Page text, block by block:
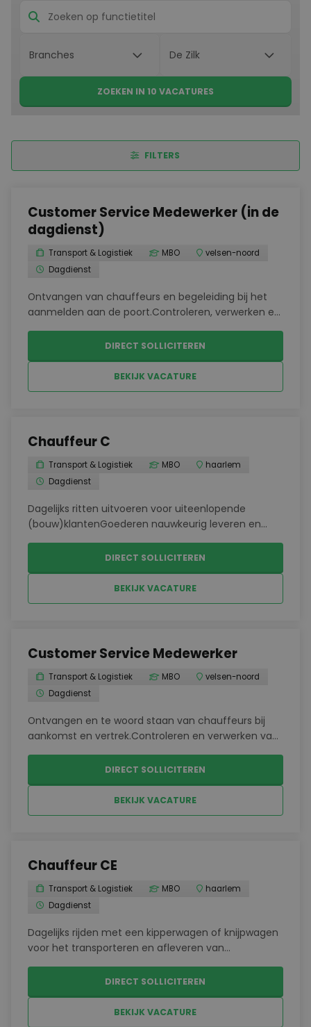
ZOEKEN IN 10 VACATURES
FILTERS
Customer Service Medewerker (in de
dagdienst)
Transport & Logistiek MBO
velsen-noord
Dagdienst
Ontvangen van chauffeurs en begeleiding bij het
aanmelden aan de poort.Controleren, verwerken en
archiveren van vrachtbrieven en
transportdocumenten.Administratief afhandelen
van binnenkomende en uitgaande
vrachtstromen.Ondersteunen bij facturatie...
DIRECT SOLLICITEREN
BEKIJK VACATURE
Chauffeur C
Transport & Logistiek MBO
haarlem
Dagdienst
Dagelijks ritten uitvoeren voor uiteenlopende
(bouw)klantenGoederen nauwkeurig leveren en
lossen op verschillende bouwprojectenDirect
klantcontact bij afleveringenVerantwoordelijk voor
het netjes en veilig besturen van de
vrachtwagenMeewerken aan ...
DIRECT SOLLICITEREN
BEKIJK VACATURE
Customer Service Medewerker
Transport & Logistiek MBO
velsen-noord
Dagdienst
Ontvangen en te woord staan van chauffeurs bij
aankomst en vertrek.Controleren en verwerken van
vrachtbrieven en
transportdocumenten.Administratief afhandelen
van binnenkomende en uitgaande
transporten.Bewaken van tijdlijnen voor
documentbewaring ...
DIRECT SOLLICITEREN
BEKIJK VACATURE
Chauffeur CE
Transport & Logistiek MBO
haarlem
Dagdienst
Dagelijks rijden met een kipperwagen of knijpwagen
voor het transporteren en afleveren van
grondstoffen.Bouwen aan de regio door het
bezorgen van bouwmaterialen bij verschillende
projecten.Uitvoeren van loswerkzaamheden, ook op
lastig bereikbare p...
DIRECT SOLLICITEREN
BEKIJK VACATURE